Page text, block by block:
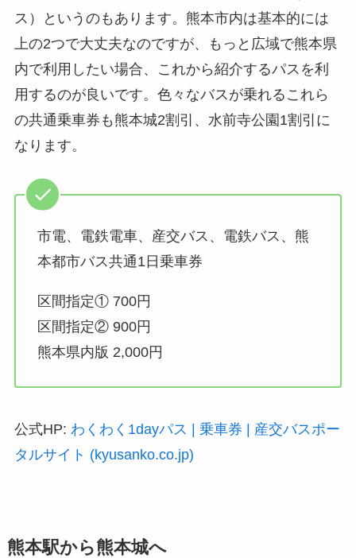
ス）というのもあります。熊本市内は基本的には
上の2つで大丈夫なのですが、もっと広域で熊本県
内で利用したい場合、これから紹介するパスを利
用するのが良いです。色々なバスが乗れるこれら
の共通乗車券も熊本城2割引、水前寺公園1割引に
なります。
市電、電鉄電車、産交バス、電鉄バス、熊
本都市バス共通1日乗車券
区間指定① 700円
区間指定② 900円
熊本県内版 2,000円
公式HP: わくわく1dayパス | 乗車券 | 産交バスポー
タルサイト (kyusanko.co.jp)
熊本駅から熊本城へ